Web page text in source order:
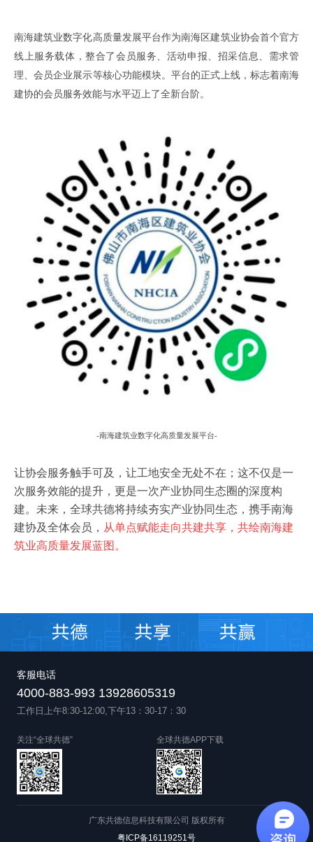
南海建筑业数字化高质量发展平台作为南海区建筑业协会首个官方
线上服务载体，整合了会员服务、活动申报、招采信息、需求管
理、会员企业展示等核心功能模块。平台的正式上线，标志着南海
建协的会员服务效能与水平迈上了全新台阶。
-南海建筑业数字化高质量发展平台-
让协会服务触手可及，让工地安全无处不在；这不仅是一
次服务效能的提升，更是一次产业协同生态圈的深度构
建。未来，全球共德将持续夯实产业协同生态，携手南海
建协及全体会员， 从单点赋能走向共建共享，共绘南海建
筑业高质量发展蓝图。
客服电话
4000-883-993 13928605319
工作日上午8:30-12:00,下午13：30-17：30
关注“全球共德” 全球共德APP下载
广东共德信息科技有限公司 版权所有
粤ICP备16119251号